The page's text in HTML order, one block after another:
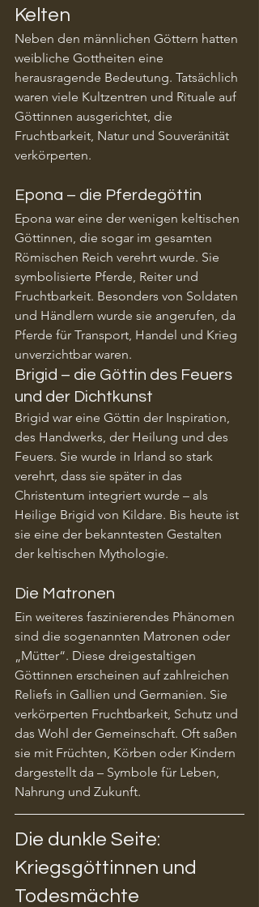
Kelten
Neben den männlichen Göttern hatten
weibliche Gottheiten eine
herausragende Bedeutung. Tatsächlich
waren viele Kultzentren und Rituale auf
Göttinnen ausgerichtet, die
Fruchtbarkeit, Natur und Souveränität
verkörperten.
Epona – die Pferdegöttin
Epona war eine der wenigen keltischen
Göttinnen, die sogar im gesamten
Römischen Reich verehrt wurde. Sie
symbolisierte Pferde, Reiter und
Fruchtbarkeit. Besonders von Soldaten
und Händlern wurde sie angerufen, da
Pferde für Transport, Handel und Krieg
unverzichtbar waren.
Brigid – die Göttin des Feuers
und der Dichtkunst
Brigid war eine Göttin der Inspiration,
des Handwerks, der Heilung und des
Feuers. Sie wurde in Irland so stark
verehrt, dass sie später in das
Christentum integriert wurde – als
Heilige Brigid von Kildare. Bis heute ist
sie eine der bekanntesten Gestalten
der keltischen Mythologie.
Die Matronen
Ein weiteres faszinierendes Phänomen
sind die sogenannten Matronen oder
„Mütter“. Diese dreigestaltigen
Göttinnen erscheinen auf zahlreichen
Reliefs in Gallien und Germanien. Sie
verkörperten Fruchtbarkeit, Schutz und
das Wohl der Gemeinschaft. Oft saßen
sie mit Früchten, Körben oder Kindern
dargestellt da – Symbole für Leben,
Nahrung und Zukunft.
Die dunkle Seite:
Kriegsgöttinnen und
Todesmächte